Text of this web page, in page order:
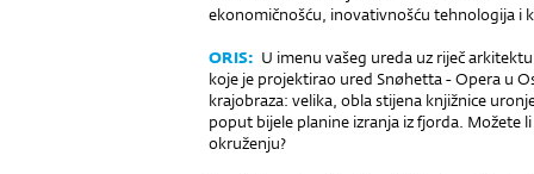
ekonomičnošću, inovativnošću teh­nologija i
ORIS: U imenu vašeg ureda uz riječ
koje je projektirao ured Snøhetta - Opera u
krajobraza: velika, obla stijena knjižnice
poput bijele planine izranja iz fjorda.
okruženju?